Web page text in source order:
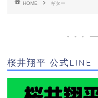
HOME ギター
桜井翔平 公式LINE